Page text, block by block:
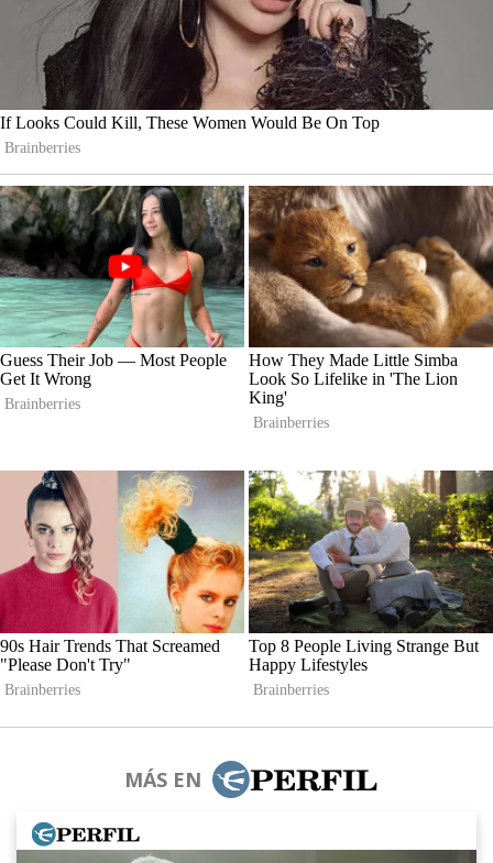
MÁS EN